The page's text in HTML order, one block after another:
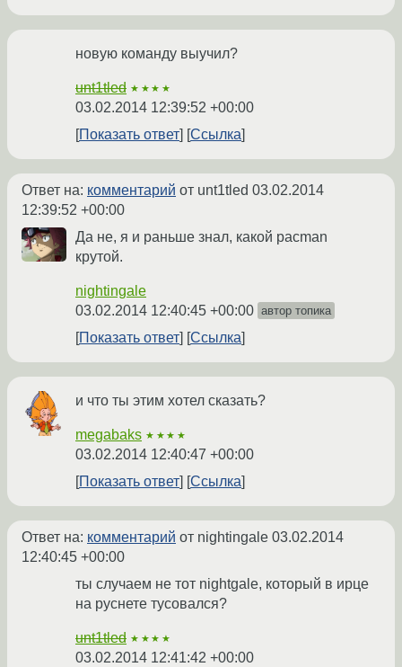
новую команду выучил?
unt1tled ★★★★
03.02.2014 12:39:52 +00:00
Показать ответ
Ссылка
Ответ на: комментарий от unt1tled 03.02.2014
12:39:52 +00:00
Да не, я и раньше знал, какой pacman
крутой.
nightingale
03.02.2014 12:40:45 +00:00 автор топика
Показать ответ Ссылка
и что ты этим хотел сказать?
megabaks ★★★★
03.02.2014 12:40:47 +00:00
Показать ответ
Ссылка
Ответ на: комментарий от nightingale 03.02.2014
12:40:45 +00:00
ты случаем не тот nightgale, который в ирце
на руснете тусовался?
unt1tled ★★★★
03.02.2014 12:41:42 +00:00